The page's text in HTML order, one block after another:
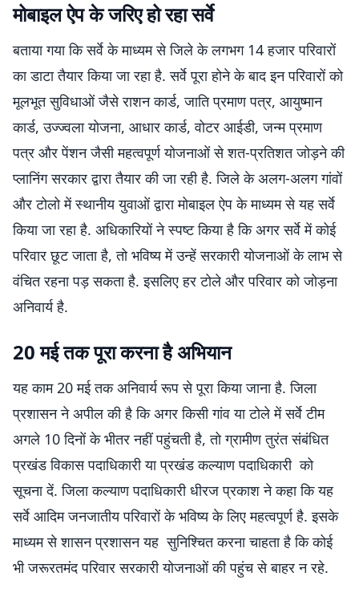
मोबाइल ऐप के जरिए हो रहा सर्वे
बताया गया कि सर्वे के माध्यम से जिले के लगभग 14 हजार परिवारों
का डाटा तैयार किया जा रहा है. सर्वे पूरा होने के बाद इन परिवारों को
मूलभूत सुविधाओं जैसे राशन कार्ड, जाति प्रमाण पत्र, आयुष्मान
कार्ड, उज्ज्वला योजना, आधार कार्ड, वोटर आईडी, जन्म प्रमाण
पत्र और पेंशन जैसी महत्वपूर्ण योजनाओं से शत-प्रतिशत जोड़ने की
प्लानिंग सरकार द्वारा तैयार की जा रही है. जिले के अलग-अलग गांवों
और टोलो में स्थानीय युवाओं द्वारा मोबाइल ऐप के माध्यम से यह सर्वे
किया जा रहा है. अधिकारियों ने स्पष्ट किया है कि अगर सर्वे में कोई
परिवार छूट जाता है, तो भविष्य में उन्हें सरकारी योजनाओं के लाभ से
वंचित रहना पड़ सकता है. इसलिए हर टोले और परिवार को जोड़ना
अनिवार्य है.
20 मई तक पूरा करना है अभियान
यह काम 20 मई तक अनिवार्य रूप से पूरा किया जाना है. जिला
प्रशासन ने अपील की है कि अगर किसी गांव या टोले में सर्वे टीम
अगले 10 दिनों के भीतर नहीं पहुंचती है, तो ग्रामीण तुरंत संबंधित
प्रखंड विकास पदाधिकारी या प्रखंड कल्याण पदाधिकारी को
सूचना दें. जिला कल्याण पदाधिकारी धीरज प्रकाश ने कहा कि यह
सर्वे आदिम जनजातीय परिवारों के भविष्य के लिए महत्वपूर्ण है. इसके
माध्यम से शासन प्रशासन यह सुनिश्चित करना चाहता है कि कोई
भी जरूरतमंद परिवार सरकारी योजनाओं की पहुंच से बाहर न रहे.